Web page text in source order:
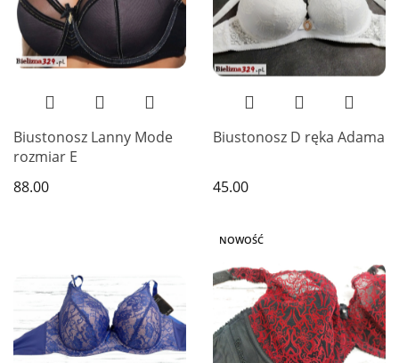
Biustonosz Lanny Mode
rozmiar E
88.00
Biustonosz D ręka Adama
45.00
NOWOŚĆ